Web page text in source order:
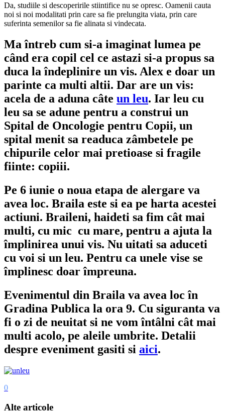
Da, studiile si descoperirile stiintifice nu se opresc. Oamenii cauta
noi si noi modalitati prin care sa fie prelungita viata, prin care
suferinta semenilor sa fie alinata si vindecata.
Ma întreb cum si-a imaginat lumea pe
când era copil cel ce astazi si-a propus sa
duca la îndeplinire un vis. Alex e doar un
parinte ca multi altii. Dar are un vis:
acela de a aduna câte un leu. Iar leu cu
leu sa se adune pentru a construi un
Spital de Oncologie pentru Copii, un
spital menit sa readuca zâmbetele pe
chipurile celor mai pretioase si fragile
fiinte: copiii.
Pe 6 iunie o noua etapa de alergare va
avea loc. Braila este si ea pe harta acestei
actiuni. Braileni, haideti sa fim cât mai
multi, cu mic cu mare, pentru a ajuta la
împlinirea unui vis. Nu uitati sa aduceti
cu voi si un leu. Pentru ca unele vise se
împlinesc doar împreuna.
Evenimentul din Braila va avea loc în
Gradina Publica la ora 9. Cu siguranta va
fi o zi de neuitat si ne vom întâlni cât mai
multi acolo, pe aleile umbrite. Detalii
despre eveniment gasiti si aici.
0
Alte articole